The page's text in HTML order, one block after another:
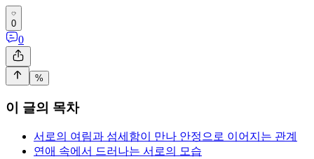
0
0
%
이 글의 목차
서로의 여림과 섬세함이 만나 안정으로 이어지는 관계
연애 속에서 드러나는 서로의 모습